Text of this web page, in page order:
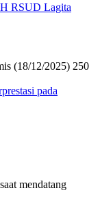
RSUD Lagita
pada